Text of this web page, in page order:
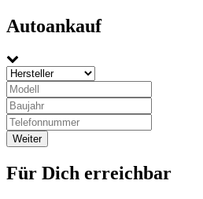
Autoankauf
Für Dich erreichbar